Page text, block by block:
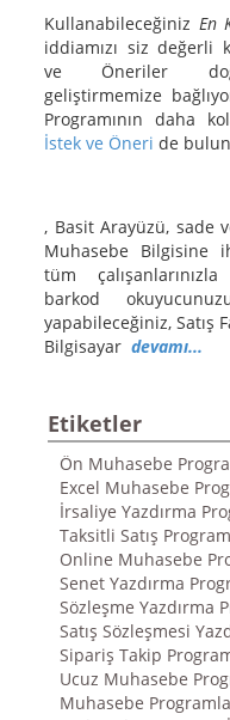
Kullanabileceğiniz En
iddiamızı siz değerli
ve Öneriler
geliştirmemize
Programının daha
İstek ve Öneri de
, Basit Arayüzü, sade
Muhasebe Bilgisine
tüm
barkod
yapabileceğiniz, Satış
Bilgisayar devamı...
Etiketler
Ön Muhasebe
Excel Muhasebe
İrsaliye Yazdırma
Taksitli Satış
Online Muhasebe
Senet Yazdırma
Sözleşme Yazdırma
Satış Sözleşmesi
Sipariş Takip
Ucuz Muhasebe
Muhasebe